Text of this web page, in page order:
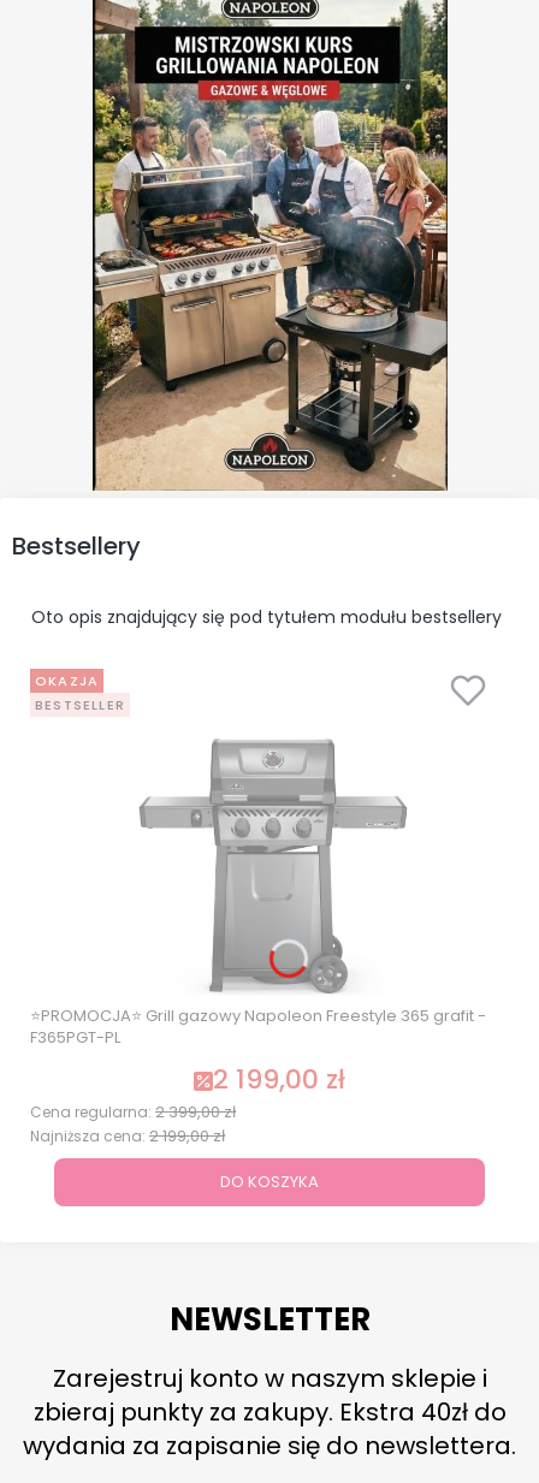
Bestsellery
Oto opis znajdujący się pod tytułem modułu bestsellery
OKAZJA
BESTSELLER
⭐PROMOCJA⭐ Grill gazowy Napoleon Freestyle 365 grafit -
F365PGT-PL
Cena promocyjna
2 199,00 zł
Cena regularna: 2 399,00 zł
Najniższa cena: 2 199,00 zł
DO KOSZYKA
NEWSLETTER
Zarejestruj konto w naszym sklepie i
zbieraj punkty za zakupy. Ekstra 40zł do
wydania za zapisanie się do newslettera.